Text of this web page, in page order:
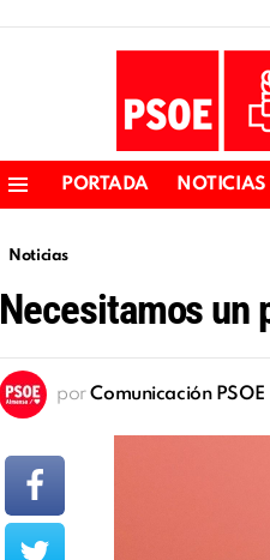
PORTADA NOTICIAS
Noticias
Necesitamos un
por Comunicación PSOE